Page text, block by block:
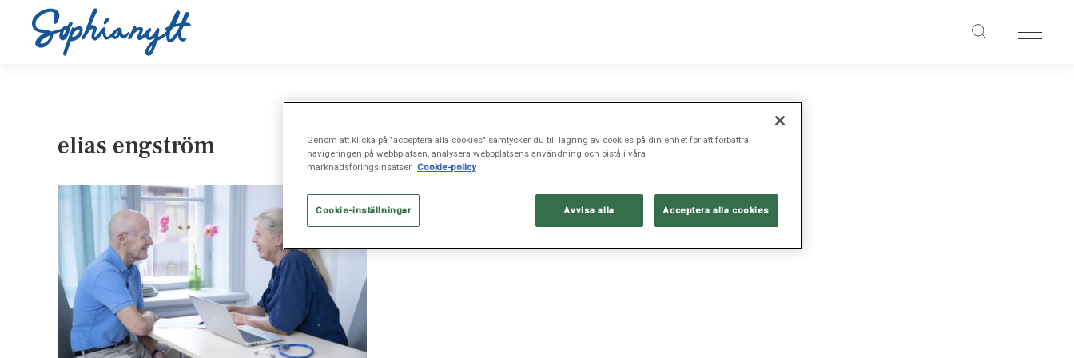
elias engström
Genom att klicka på "acceptera alla cookies" samtycker du till lagring av cookies på din enhet för att förbättra
navigeringen på webbplatsen, analysera webbplatsens användning och bistå i våra
marknadsföringsinsatser. Cookie-policy
Cookie-inställningar Avvisa alla Acceptera alla cookies